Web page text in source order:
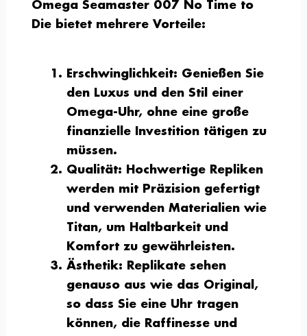
Omega Seamaster 007 No Time to
Die bietet mehrere Vorteile:
Erschwinglichkeit: Genießen Sie
den Luxus und den Stil einer
Omega-Uhr, ohne eine große
finanzielle Investition tätigen zu
müssen.
Qualität: Hochwertige Repliken
werden mit Präzision gefertigt
und verwenden Materialien wie
Titan, um Haltbarkeit und
Komfort zu gewährleisten.
Ästhetik: Replikate sehen
genauso aus wie das Original,
so dass Sie eine Uhr tragen
können, die Raffinesse und